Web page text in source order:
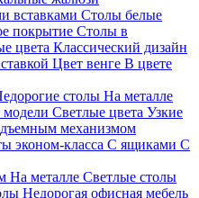
вставками Столы белые
покрытие Столы в
цвета Классический дизайн
Цвет венге В цвете
столы На металле
Светлые цвета Узкие
механизмом
эконом-класса С ящиками С
На металле Светлые столы
Недорогая офисная мебель